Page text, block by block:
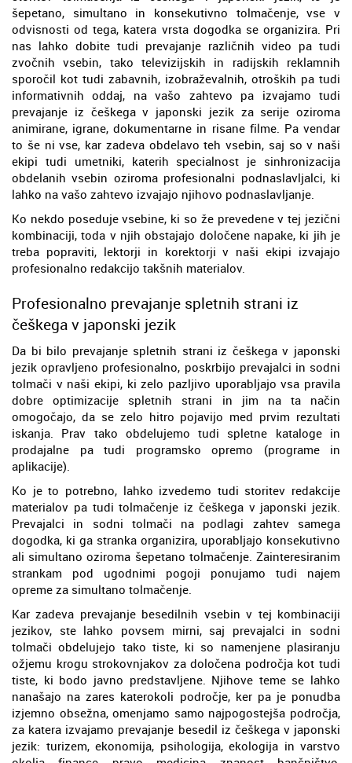
šepetano, simultano in konsekutivno tolmačenje, vse v
odvisnosti od tega, katera vrsta dogodka se organizira. Pri
nas lahko dobite tudi prevajanje različnih video pa tudi
zvočnih vsebin, tako televizijskih in radijskih reklamnih
sporočil kot tudi zabavnih, izobraževalnih, otroških pa tudi
informativnih oddaj, na vašo zahtevo pa izvajamo tudi
prevajanje iz češkega v japonski jezik za serije oziroma
animirane, igrane, dokumentarne in risane filme. Pa vendar
to še ni vse, kar zadeva obdelavo teh vsebin, saj so v naši
ekipi tudi umetniki, katerih specialnost je sinhronizacija
obdelanih vsebin oziroma profesionalni podnaslavljalci, ki
lahko na vašo zahtevo izvajajo njihovo podnaslavljanje.
Ko nekdo poseduje vsebine, ki so že prevedene v tej jezični
kombinaciji, toda v njih obstajajo določene napake, ki jih je
treba popraviti, lektorji in korektorji v naši ekipi izvajajo
profesionalno redakcijo takšnih materialov.
Profesionalno prevajanje spletnih strani iz
češkega v japonski jezik
Da bi bilo prevajanje spletnih strani iz češkega v japonski
jezik opravljeno profesionalno, poskrbijo prevajalci in sodni
tolmači v naši ekipi, ki zelo pazljivo uporabljajo vsa pravila
dobre optimizacije spletnih strani in jim na ta način
omogočajo, da se zelo hitro pojavijo med prvim rezultati
iskanja. Prav tako obdelujemo tudi spletne kataloge in
prodajalne pa tudi programsko opremo (programe in
aplikacije).
Ko je to potrebno, lahko izvedemo tudi storitev redakcije
materialov pa tudi tolmačenje iz češkega v japonski jezik.
Prevajalci in sodni tolmači na podlagi zahtev samega
dogodka, ki ga stranka organizira, uporabljajo konsekutivno
ali simultano oziroma šepetano tolmačenje. Zainteresiranim
strankam pod ugodnimi pogoji ponujamo tudi najem
opreme za simultano tolmačenje.
Kar zadeva prevajanje besedilnih vsebin v tej kombinaciji
jezikov, ste lahko povsem mirni, saj prevajalci in sodni
tolmači obdelujejo tako tiste, ki so namenjene plasiranju
ožjemu krogu strokovnjakov za določena področja kot tudi
tiste, ki bodo javno predstavljene. Njihove teme se lahko
nanašajo na zares katerokoli področje, ker pa je ponudba
izjemno obsežna, omenjamo samo najpogostejša področja,
za katera izvajamo prevajanje besedil iz češkega v japonski
jezik: turizem, ekonomija, psihologija, ekologija in varstvo